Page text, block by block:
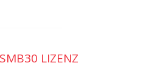
LIZENZ